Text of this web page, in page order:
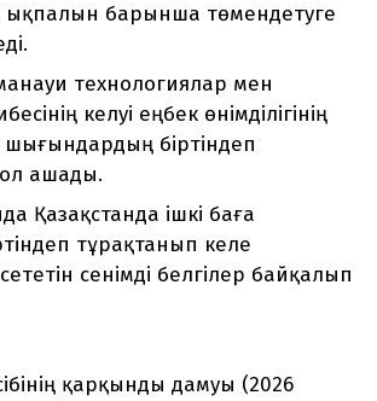
барынша төмендетуге
технологиялар мен
келуі еңбек өнімділігінің
біртіндеп
ашады.
Қазақстанда ішкі баға
тұрақтанып келе
сенімді белгілер байқалып
қарқынды дамуы (2026